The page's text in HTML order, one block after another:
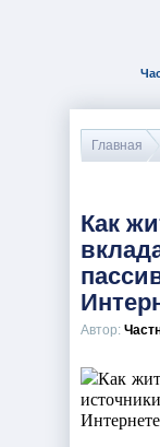
Главная
Как
Автор: